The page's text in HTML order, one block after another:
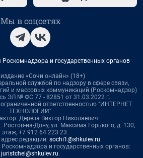
Мы в соцсетях
и государственных органов
«Сочи онлайн» (18+)
службой по надзору в сфере связи,
и массовых коммуникаций (Роскомнадзор)
ЭЛ № ФС 77 - 82851 от 31.03.2022 г.
ответственностью "ИНТЕРНЕТ
ТЕХНОЛОГИИ"
Дереза Виктор Николаевич
Ростов-на-Дону, ул. Максима Горького, д. 130,
этаж, +7 912 64 223 23
редакции: sochi1@shkulev.ru
и государственных органов:
juristchel@shkulev.ru.